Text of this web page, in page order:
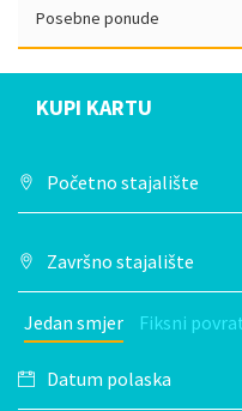
Posebne ponude
KUPI KARTU
Jedan smjer Fiksni